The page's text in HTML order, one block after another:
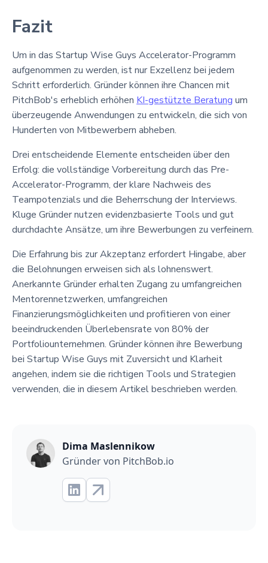
Fazit
Um in das Startup Wise Guys Accelerator-Programm
aufgenommen zu werden, ist nur Exzellenz bei jedem
Schritt erforderlich. Gründer können ihre Chancen mit
PitchBob's erheblich erhöhen KI-gestützte Beratung um
überzeugende Anwendungen zu entwickeln, die sich von
Hunderten von Mitbewerbern abheben.
Drei entscheidende Elemente entscheiden über den
Erfolg: die vollständige Vorbereitung durch das Pre-
Accelerator-Programm, der klare Nachweis des
Teampotenzials und die Beherrschung der Interviews.
Kluge Gründer nutzen evidenzbasierte Tools und gut
durchdachte Ansätze, um ihre Bewerbungen zu verfeinern.
Die Erfahrung bis zur Akzeptanz erfordert Hingabe, aber
die Belohnungen erweisen sich als lohnenswert.
Anerkannte Gründer erhalten Zugang zu umfangreichen
Mentorennetzwerken, umfangreichen
Finanzierungsmöglichkeiten und profitieren von einer
beeindruckenden Überlebensrate von 80% der
Portfoliounternehmen. Gründer können ihre Bewerbung
bei Startup Wise Guys mit Zuversicht und Klarheit
angehen, indem sie die richtigen Tools und Strategien
verwenden, die in diesem Artikel beschrieben werden.
Dima Maslennikow
Gründer von PitchBob.io